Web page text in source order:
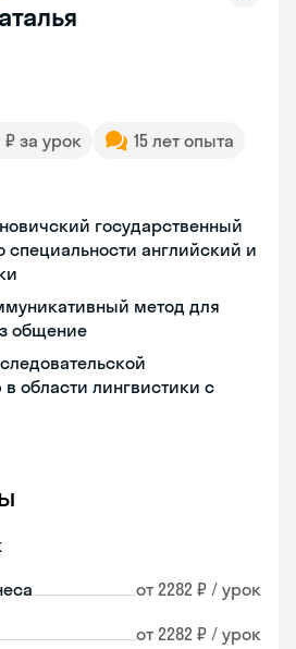
₽ за урок
15 лет опыта
государственный
специальности английский и
метод для
общение
области лингвистики с
от 2282 ₽ / урок
от 2282 ₽ / урок